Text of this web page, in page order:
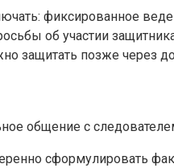
фиксированное
об участии
защитать позже через
общение с
сформулировать